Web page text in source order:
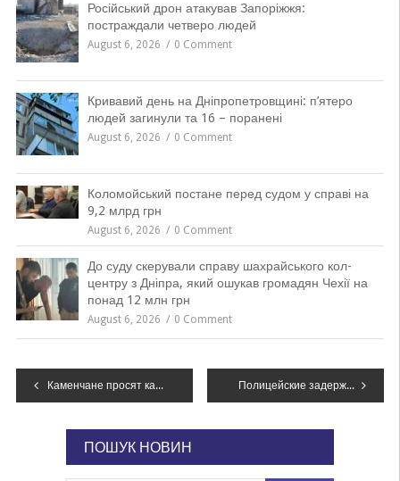
Російський дрон атакував Запоріжжя:
постраждали четверо людей
August 6, 2026 0 Comment
Кривавий день на Дніпропетровщині: п’ятеро
людей загинули та 16 – поранені
August 6, 2026 0 Comment
Коломойський постане перед судом у справі на
9,2 млрд грн
August 6, 2026 0 Comment
До суду скерували справу шахрайського кол-
центру з Дніпра, який ошукав громадян Чехії на
понад 12 млн грн
August 6, 2026 0 Comment
Навігація
Каменчане просят капитально отремонтировать улицу Гетмана Дорошенко Полицейские задержали жителя Днепропетровщины, который ограбил ломбард на 250 тысяч, – ФОТО
ПОШУК НОВИН